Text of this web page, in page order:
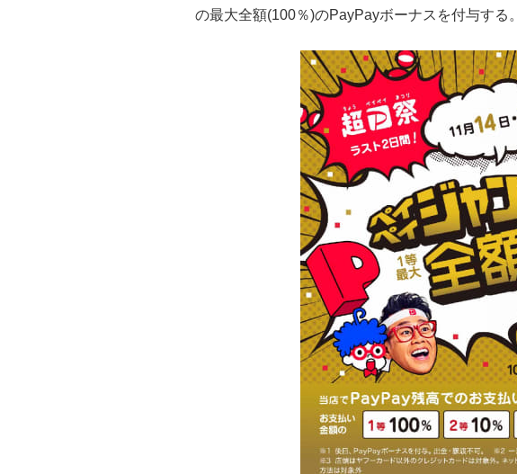
の最大全額(100％)のPayPayボーナスを付与する。